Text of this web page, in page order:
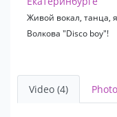
Живой вокал, танца,
Волкова "Disco boy"!
Video (4)